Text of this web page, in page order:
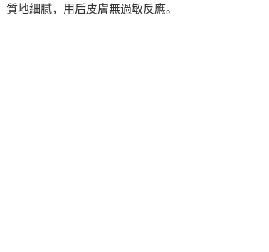
地細膩，用后皮膚無過敏反應。